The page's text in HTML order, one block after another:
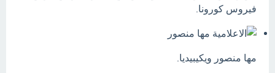
فيروس كورونا.
مها منصور ويكيبيديا.